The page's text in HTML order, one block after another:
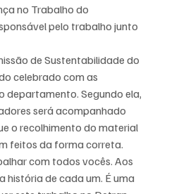
no Trabalho do
pelo trabalho junto
de Sustentabilidade do
celebrado com as
departamento. Segundo ela,
será acompanhado
o recolhimento do material
feitos da forma correta.
com todos vocês. Aos
história de cada um. É uma